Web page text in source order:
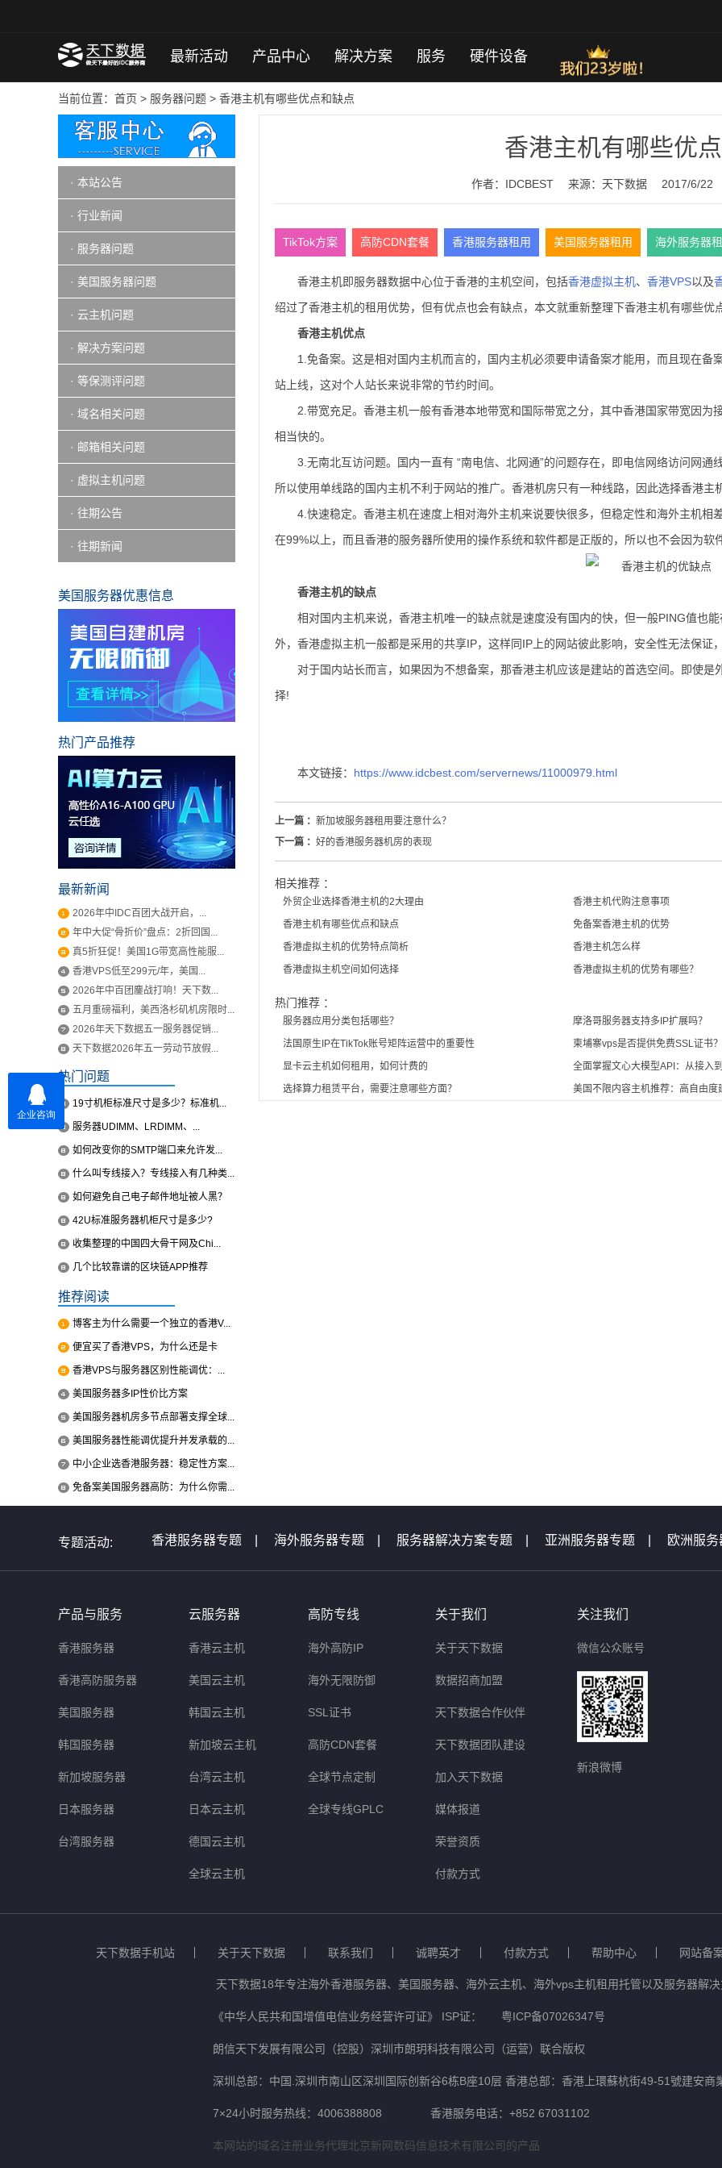
最新活动 产品中心 解决方案 服务 硬件设备
当前位置： 首页 > 服务器问题 > 香港主机有哪些优点和缺点
· 本站公告
· 行业新闻
· 服务器问题
· 美国服务器问题
· 云主机问题
· 解决方案问题
· 等保测评问题
· 域名相关问题
· 邮箱相关问题
· 虚拟主机问题
· 往期公告
· 往期新闻
美国服务器优惠信息
热门产品推荐
最新新闻
2026年中IDC百团大战开启，...
年中大促“骨折价”盘点：2折回国...
真5折狂促！美国1G带宽高性能服...
香港VPS低至299元/年，美国...
2026年中百团鏖战打响！天下数...
五月重磅福利，美西洛杉矶机房限时...
2026年天下数据五一服务器促销...
天下数据2026年五一劳动节放假...
热门问题
19寸机柜标准尺寸是多少？标准机...
服务器UDIMM、LRDIMM、...
如何改变你的SMTP端口来允许发...
什么叫专线接入？专线接入有几种类...
如何避免自己电子邮件地址被人黑？
42U标准服务器机柜尺寸是多少?
收集整理的中国四大骨干网及Chi...
几个比较靠谱的区块链APP推荐
推荐阅读
博客主为什么需要一个独立的香港V...
便宜买了香港VPS，为什么还是卡
香港VPS与服务器区别性能调优：...
美国服务器多IP性价比方案
美国服务器机房多节点部署支撑全球...
美国服务器性能调优提升并发承载的...
中小企业选香港服务器：稳定性方案...
免备案美国服务器高防：为什么你需...
香港主机有哪些优
作者：IDCBEST 来源： 天下数据 2017/6/22
TikTok方案 高防CDN套餐 香港服务器租用 美国服务器租用 海外服务器
香港主机即服务器数据中心位于香港的主机空间，包括香港虚拟主机、 香港VPS以及
绍过了香港主机的租用优势，但有优点也会有缺点，本文就重新整理下香港主机有哪些优
香港主机优点
1.免备案。这是相对国内主机而言的，国内主机必须要申请备案才能用，而且现在
站上线，这对个人站长来说非常的节约时间。
2.带宽充足。香港主机一般有香港本地带宽和国际带宽之分，其中香港国家带宽因
相当快的。
3.无南北互访问题。国内一直有 “南电信、北网通”的问题存在，即电信网络访问网通
所以使用单线路的国内主机不利于网站的推广。香港机房只有一种线路，因此选择香港主
4.快速稳定。香港主机在速度上相对海外主机来说要快很多，但稳定性和海外主机相
在99%以上，而且香港的服务器所使用的操作系统和软件都是正版的，所以也不会因为软
香港主机的缺点
相对国内主机来说，香港主机唯一的缺点就是速度没有国内的快，但一般PING值也
外，香港虚拟主机一般都是采用的共享IP，这样同IP上的网站彼此影响，安全性无法保证
对于国内站长而言，如果因为不想备案，那香港主机应该是建站的首选空间。即使
择!
本文链接： https://www.idcbest.com/servernews/11000979.html
上一篇 ： 新加坡服务器租用要注意什么？
下一篇 ： 好的香港服务器机房的表现
相关推荐 ：
外贸企业选择香港主机的2大理由
香港主机代购注意事项
香港主机有哪些优点和缺点
免备案香港主机的优势
香港虚拟主机的优势特点简析
香港主机怎么样
香港虚拟主机空间如何选择
香港虚拟主机的优势有哪些？
热门推荐 ：
服务器应用分类包括哪些？
摩洛哥服务器支持多IP扩展吗？
法国原生IP在TikTok账号矩阵运营中的重要性
柬埔寨vps是否提供免费SSL证书？
显卡云主机如何租用，如何计费的
全面掌握文心大模型API：从接入
选择算力租赁平台，需要注意哪些方面？
美国不限内容主机推荐：高自由度
专题活动: 香港服务器专题 海外服务器专题 服务器解决方案专题 亚洲服务器专题 欧洲服务
全球服务器介绍专题 | 全球云主机专题 | 服务器专题汇总 | 服务器问题 | 域名问题集锦
产品与服务
香港服务器
香港高防服务器
美国服务器
韩国服务器
新加坡服务器
日本服务器
台湾服务器
云服务器
香港云主机
美国云主机
韩国云主机
新加坡云主机
台湾云主机
日本云主机
德国云主机
全球云主机
高防专线
海外高防IP
海外无限防御
SSL证书
高防CDN套餐
全球节点定制
全球专线GPLC
关于我们
关于天下数据
数据招商加盟
天下数据合作伙伴
天下数据团队建设
加入天下数据
媒体报道
荣誉资质
付款方式
关注我们
微信公众账号
新浪微博
天下数据手机站 关于天下数据 联系我们 诚聘英才 付款方式 帮助中心 网站备
天下数据18年专注海外香港服务器、美国服务器、海外云主机、海外vps主机租用托管以及服务器解
《中华人民共和国增值电信业务经营许可证》 ISP证： 粤ICP备07026347号
朗信天下发展有限公司（控股）深圳市朗玥科技有限公司（运营）联合版权
深圳总部：中国.深圳市南山区深圳国际创新谷6栋B座10层 香港总部：香港上環蘇杭街49-51號建安商
7×24小时服务热线：4006388808 香港服务电话：+852 67031102
本网站的域名注册业务代理北京新网数码信息技术有限公司的产品